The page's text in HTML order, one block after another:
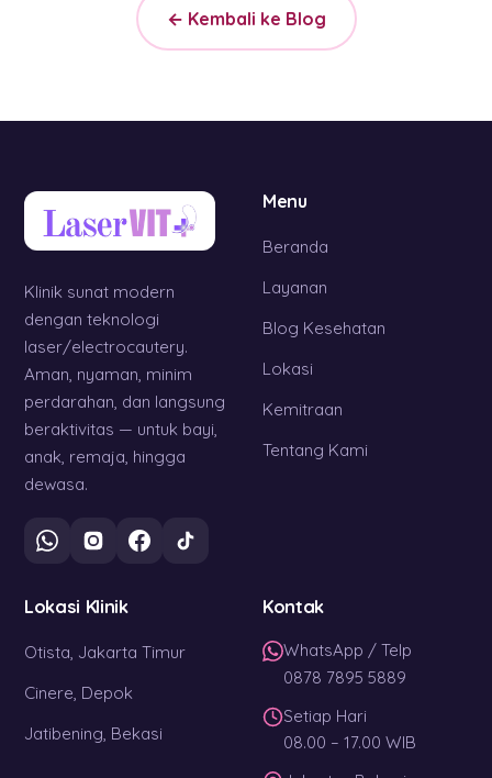
← Kembali ke Blog
Klinik sunat modern
dengan teknologi
laser/electrocautery.
Aman, nyaman, minim
perdarahan, dan langsung
beraktivitas — untuk bayi,
anak, remaja, hingga
dewasa.
Menu
Beranda
Layanan
Blog Kesehatan
Lokasi
Kemitraan
Tentang Kami
Lokasi Klinik
Otista, Jakarta Timur
Cinere, Depok
Jatibening, Bekasi
Kontak
WhatsApp / Telp
0878 7895 5889
Setiap Hari
08.00 – 17.00 WIB